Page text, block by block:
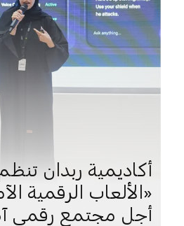
أكاديمية ربدان
«الألعاب الرقمية
أجل مجتمع رقمي